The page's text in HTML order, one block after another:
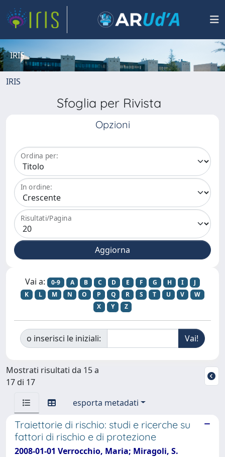
IRIS
IRIS
Sfoglia per Rivista
Opzioni
Ordina per:
In ordine:
Risultati/Pagina
Vai a: 0-9 A B C D E F G H I
J
K
L M N O P Q R S T U V
W
X
Y Z
o inserisci le iniziali:
Mostrati risultati da 15 a
17 di 17
esporta metadati
Traiettorie di rischio: studi e ricerche su
fattori di rischio e di protezione
2008-01-01 Verrocchio, Maria; Miragoli, S.